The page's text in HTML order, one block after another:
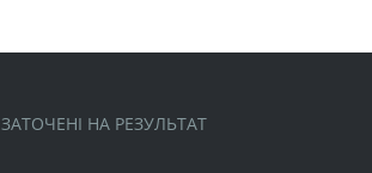
ЗАТОЧЕНІ НА РЕЗУЛЬТАТ